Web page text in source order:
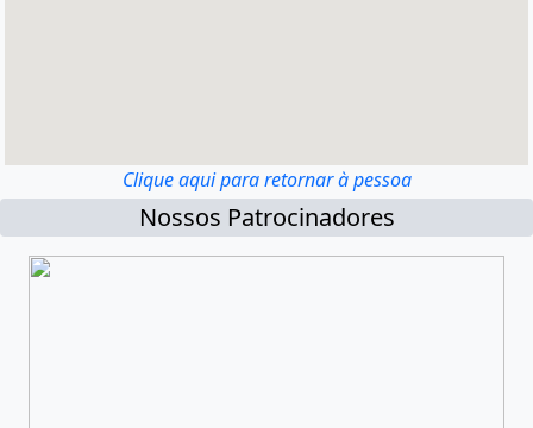
Clique aqui para retornar à pessoa
Nossos Patrocinadores